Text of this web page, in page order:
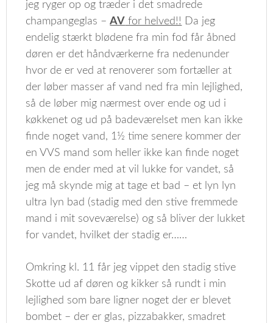
jeg ryger op og træder i det smadrede
champangeglas –AV for helved!! Da jeg
endelig stærkt blødene fra min fod får åbned
døren er det håndværkerne fra nedenunder
hvor de er ved at renoverer som fortæller at
der løber masser af vand ned fra min lejlighed,
så de løber mig nærmest over ende og ud i
køkkenet og ud på badeværelset men kan ikke
finde noget vand, 1½ time senere kommer der
en VVS mand som heller ikke kan finde noget
men de ender med at vil lukke for vandet, så
jeg må skynde mig at tage et bad – et lyn lyn
ultra lyn bad (stadig med den stive fremmede
mand i mit soveværelse) og så bliver der lukket
for vandet, hvilket der stadig er……
Omkring kl. 11 får jeg vippet den stadig stive
Skotte ud af døren og kikker så rundt i min
lejlighed som bare ligner noget der er blevet
bombet – der er glas, pizzabakker, smadret